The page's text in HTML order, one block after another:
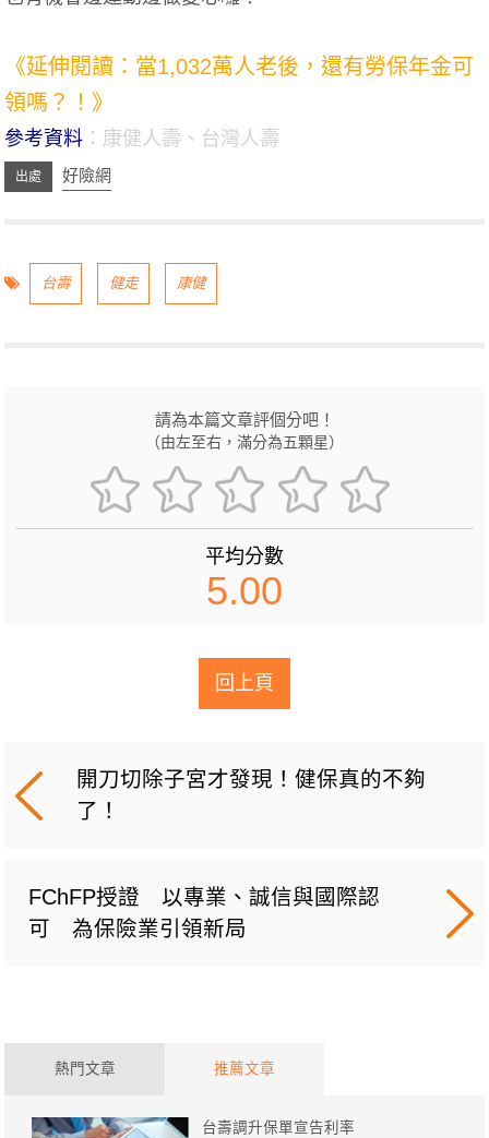
《延伸閱讀：當1,032萬人老後，還有勞保年金可
領嗎？！》
參考資料 ： 康健人壽 、 台灣人壽
好險網
台壽 健走 康健
請為本篇文章評個分吧！
（由左至右，滿分為五顆星）
平均分數
5.00
回上頁
開刀切除子宮才發現！健保真的不夠
了！
FChFP授證 以專業、誠信與國際認
可 為保險業引領新局
熱門文章 推薦文章
台壽調升保單宣告利率